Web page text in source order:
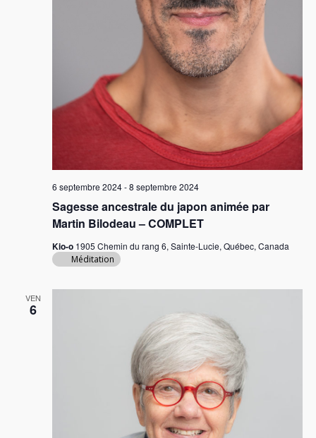
Sagesse ancestrale du japon animée par
Martin Bilodeau – COMPLET
6 septembre 2024-8 septembre 2024
Kio-o 1905 Chemin du rang 6, Sainte-Lucie, Québec, Canada
Méditation
VEN
6